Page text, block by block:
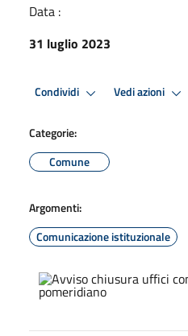
Data :
31 luglio 2023
Condividi Vedi azioni
Categorie:
Comune
Argomenti:
Comunicazione istituzionale